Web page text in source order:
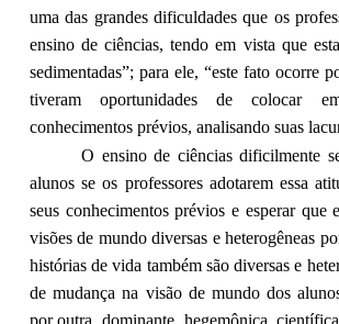
uma das grandes dificuldades que os
ensino de ciências, tendo em vista que
sedimentadas”; para ele, “este fato ocorre
tiveram oportunidades de colocar
conhecimentos prévios, analisando suas
O ensino de ciências dificilmente
alunos se os professores adotarem essa
seus conhecimentos prévios e esperar que
visões de mundo diversas e heterogêneas
histórias de vida também são diversas e
de mudança na visão de mundo dos
por outra, dominante, hegemônica,